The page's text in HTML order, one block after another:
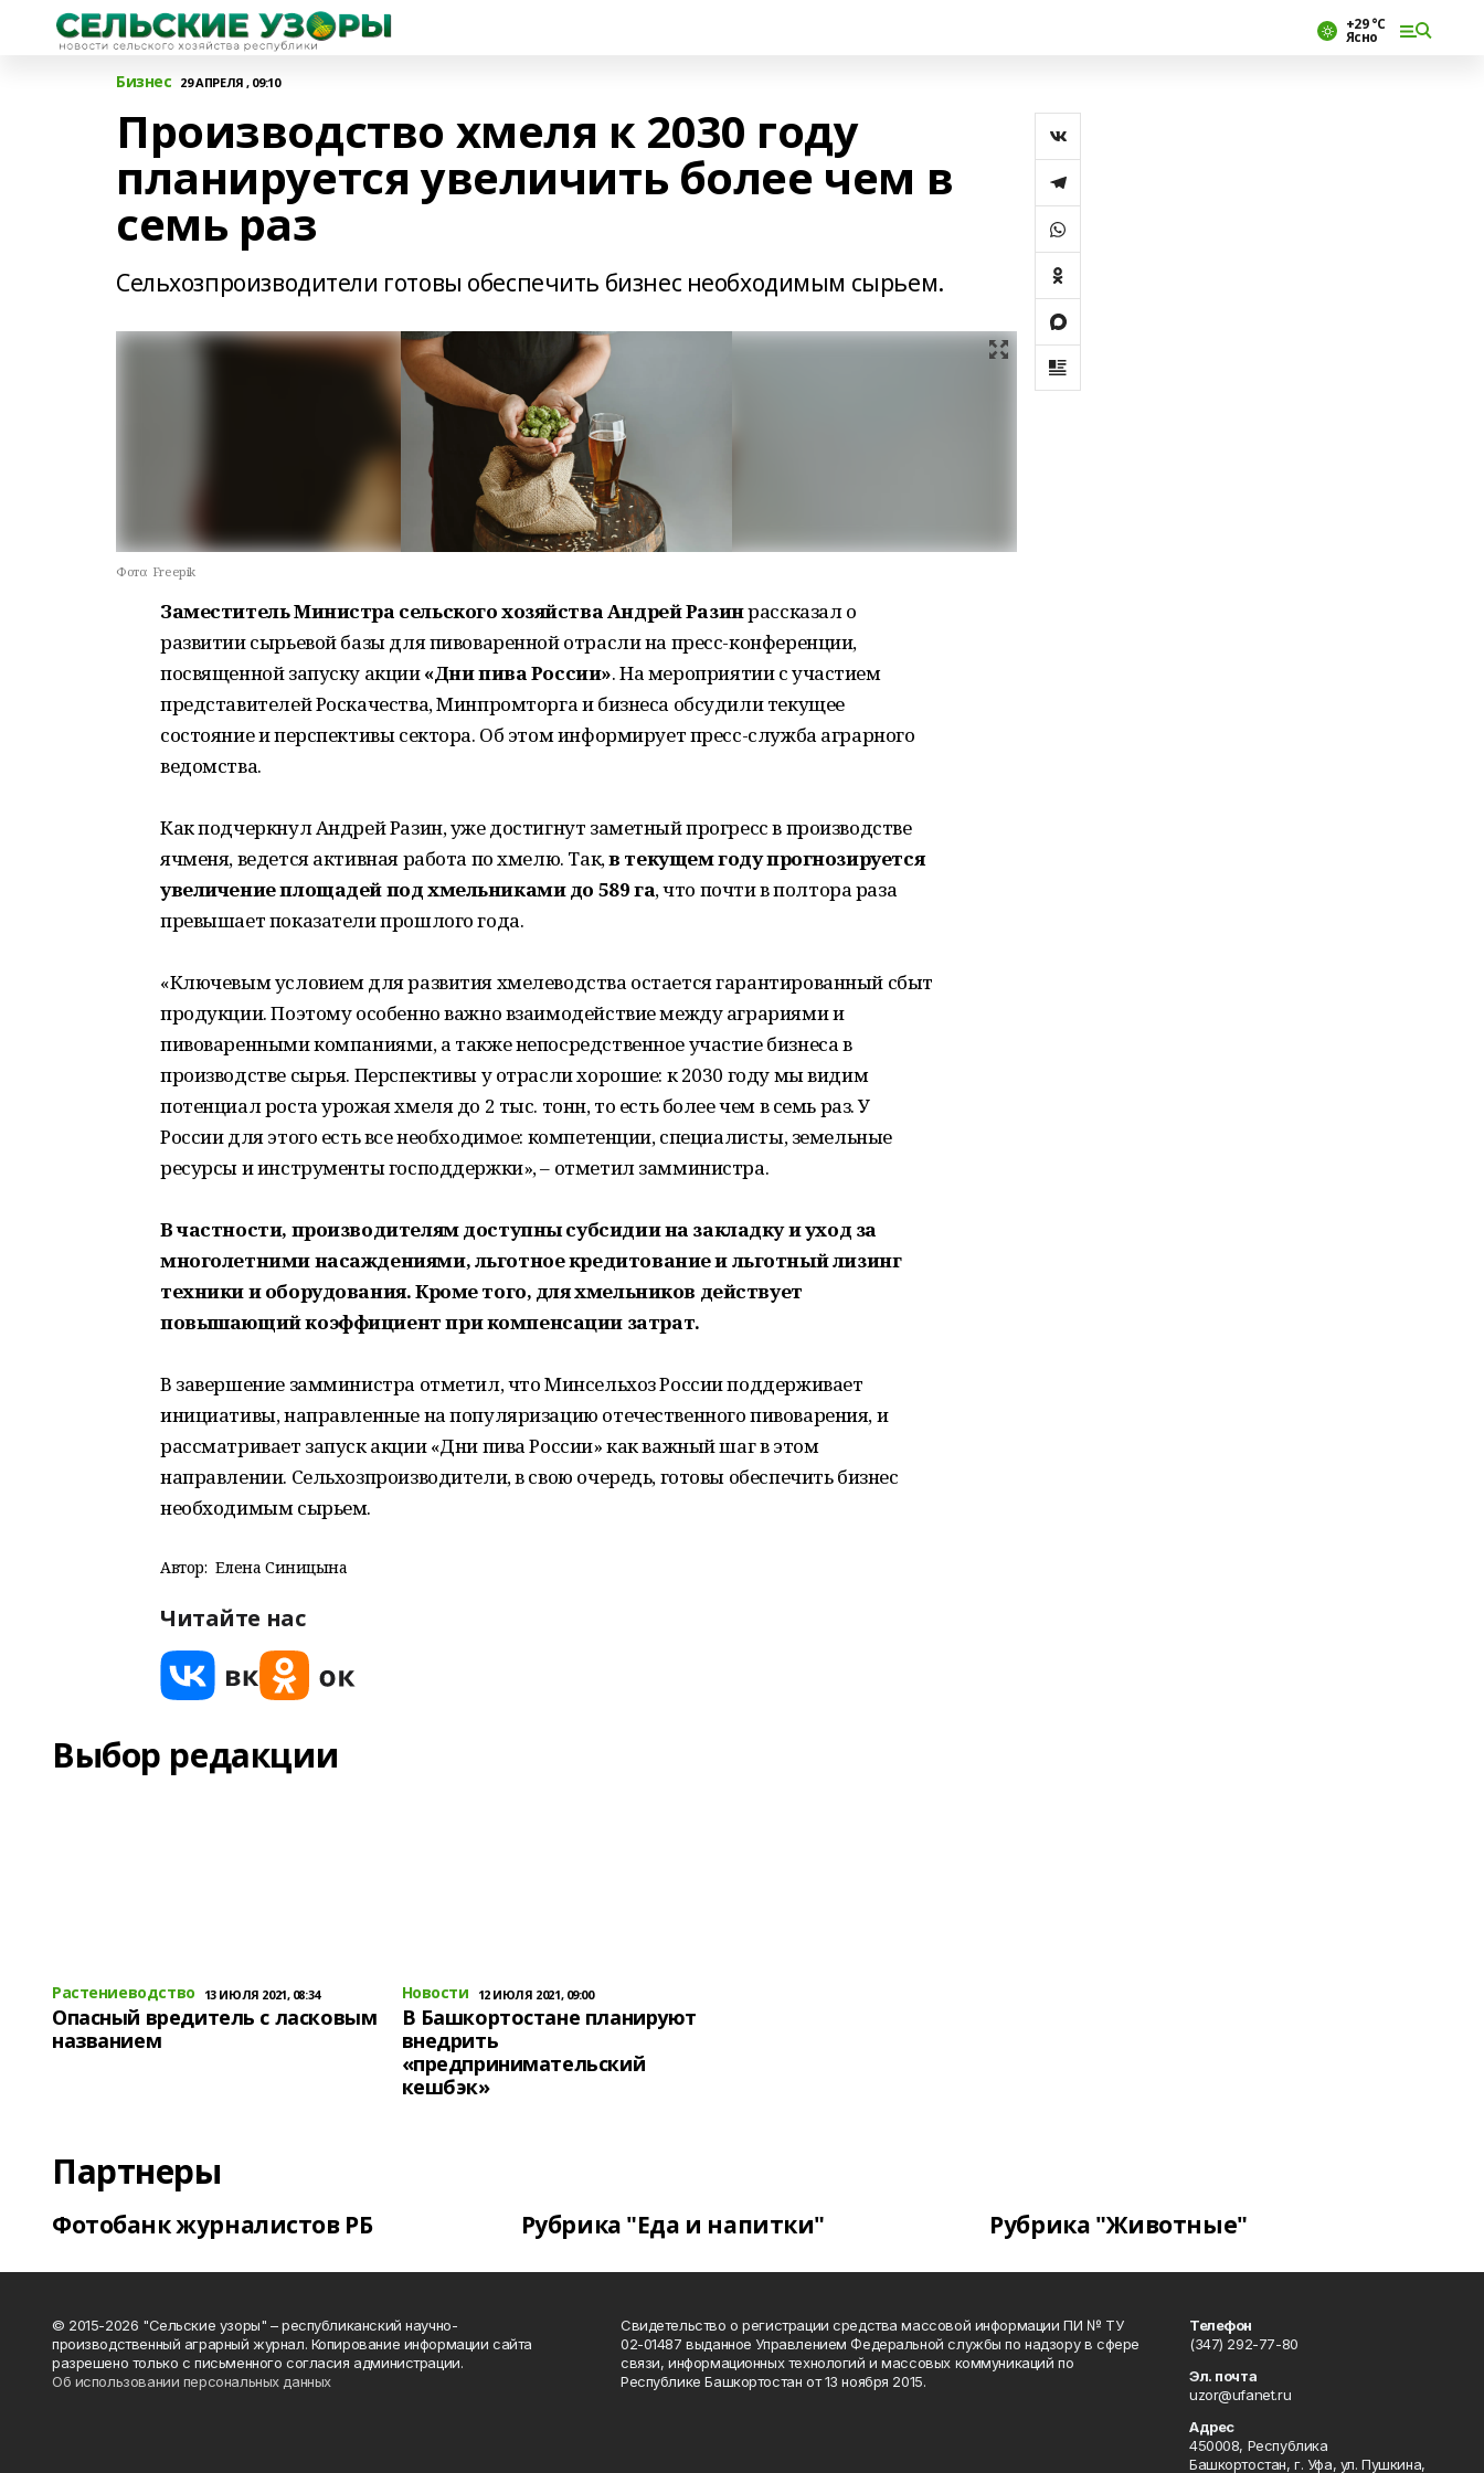
+29 °С
Ясно
Бизнес 29 АПРЕЛЯ , 09:10
Производство хмеля к 2030 году
планируется увеличить более чем в
семь раз
Сельхозпроизводители готовы обеспечить бизнес необходимым сырьем.
Фото: Freepik
Заместитель Министра сельского хозяйства Андрей Разинрассказал о
развитии сырьевой базы для пивоваренной отрасли на пресс-конференции,
посвященной запуску акции«Дни пива России». На мероприятии с участием
представителей Роскачества, Минпромторга и бизнеса обсудили текущее
состояние и перспективы сектора. Об этом информирует пресс-служба аграрного
ведомства.
Как подчеркнул Андрей Разин, уже достигнут заметный прогресс в производстве
ячменя, ведется активная работа по хмелю. Так,в текущем году прогнозируется
увеличение площадей под хмельниками до 589 га, что почти в полтора раза
превышает показатели прошлого года.
«Ключевым условием для развития хмелеводства остается гарантированный сбыт
продукции. Поэтому особенно важно взаимодействие между аграриями и
пивоваренными компаниями, а также непосредственное участие бизнеса в
производстве сырья. Перспективы у отрасли хорошие: к 2030 году мы видим
потенциал роста урожая хмеля до 2 тыс. тонн, то есть более чем в семь раз. У
России для этого есть все необходимое: компетенции, специалисты, земельные
ресурсы и инструменты господдержки», – отметил замминистра.
В частности, производителям доступны субсидии на закладку и уход за
многолетними насаждениями, льготное кредитование и льготный лизинг
техники и оборудования. Кроме того, для хмельников действует
повышающий коэффициент при компенсации затрат.
В завершение замминистра отметил, что Минсельхоз России поддерживает
инициативы, направленные на популяризацию отечественного пивоварения, и
рассматривает запуск акции «Дни пива России» как важный шаг в этом
направлении. Сельхозпроизводители, в свою очередь, готовы обеспечить бизнес
необходимым сырьем.
Автор: Елена Синицына
Читайте нас
Выбор редакции
Растениеводство 13 ИЮЛЯ 2021, 08:34
Опасный вредитель с ласковым
названием
Новости 12 ИЮЛЯ 2021, 09:00
В Башкортостане планируют
внедрить
«предпринимательский
кешбэк»
Партнеры
Фотобанк журналистов РБ Рубрика "Еда и напитки" Рубрика "Животные"
© 2015-2026 "Сельские узоры" – республиканский научно-
производственный аграрный журнал. Копирование информации сайта
разрешено только с письменного согласия администрации.
Об использовании персональных данных
Свидетельство о регистрации средства массовой информации ПИ № ТУ
02-01487 выданное Управлением Федеральной службы по надзору в сфере
связи, информационных технологий и массовых коммуникаций по
Республике Башкортостан от 13 ноября 2015.
Телефон
(347) 292-77-80
Эл. почта
uzor@ufanet.ru
Адрес
450008, Республика
Башкортостан, г. Уфа, ул. Пушкина,